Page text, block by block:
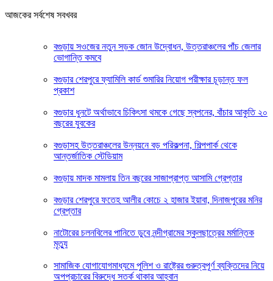
আজকের সর্বশেষ সবখবর
বগুড়ায় সওজের নতুন সড়ক জোন উদ্বোধন, উত্তরাঞ্চলের পাঁচ জেলার
ভোগান্তি কমবে
বগুড়ার শেরপুরে ফ্যামিলি কার্ড শুমারির নিয়োগ পরীক্ষার চূড়ান্ত ফল
প্রকাশ
বগুড়ার ধুনটে অর্থাভাবে চিকিৎসা থমকে গেছে স্বপনের, বাঁচার আকুতি ২০
বছরের যুবকের
বগুড়াসহ উত্তরাঞ্চলের উন্নয়নে বড় পরিকল্পনা, শিল্পপার্ক থেকে
আন্তর্জাতিক স্টেডিয়াম
বগুড়ায় মাদক মামলায় তিন বছরের সাজাপ্রাপ্ত আসামি গ্রেপ্তার
বগুড়ার শেরপুরে ফতেহ আলীর কোচে ২ হাজার ইয়াবা, দিনাজপুরের মনির
গ্রেপ্তার
নাটোরের চলনবিলের পানিতে ডুবে নন্দীগ্রামের স্কুলছাত্রের মর্মান্তিক
মৃত্যু
সামাজিক যোগাযোগমাধ্যমে পুলিশ ও রাষ্ট্রের গুরুত্বপূর্ণ ব্যক্তিদের নিয়ে
অপপ্রচারের বিরুদ্ধে সতর্ক থাকার আহ্বান